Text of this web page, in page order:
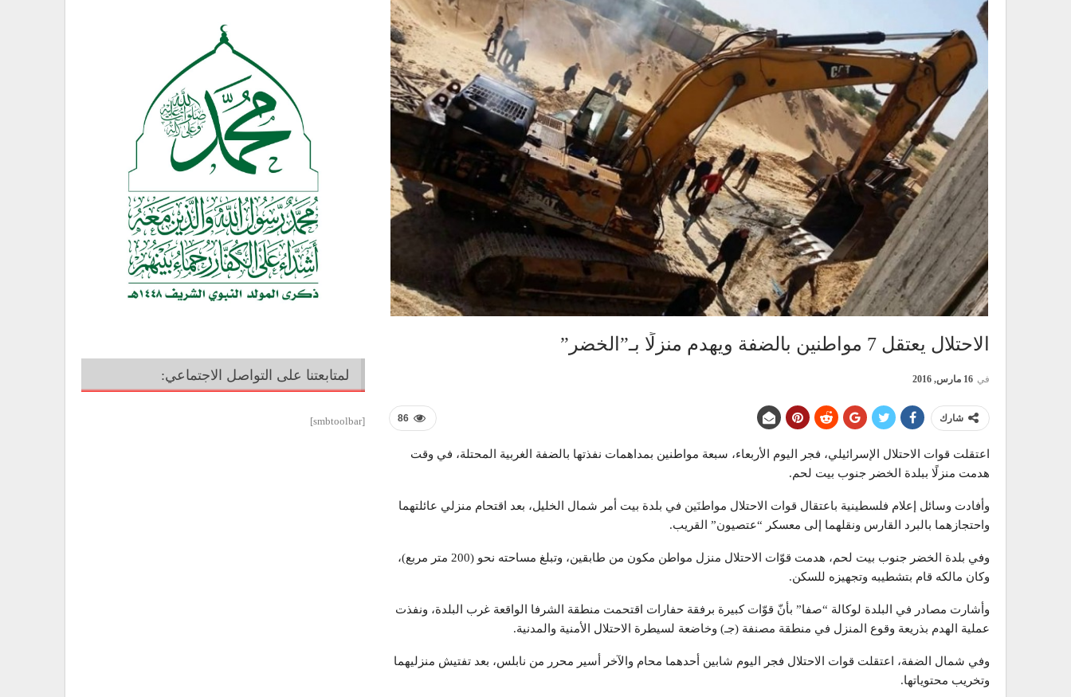
الاحتلال يعتقل 7 مواطنين بالضفة ويهدم منزلًا بـ”الخضر”
في 16 مارس, 2016
86 شارك
اعتقلت قوات الاحتلال الإسرائيلي، فجر اليوم الأربعاء، سبعة مواطنين بمداهمات نفذتها بالضفة الغربية المحتلة، في وقت
هدمت منزلًا ببلدة الخضر جنوب بيت لحم.
وأفادت وسائل إعلام فلسطينية باعتقال قوات الاحتلال مواطنَين في بلدة بيت أمر شمال الخليل، بعد اقتحام منزلي عائلتهما
واحتجازهما بالبرد القارس ونقلهما إلى معسكر “عتصيون” القريب.
وفي بلدة الخضر جنوب بيت لحم، هدمت قوّات الاحتلال منزل مواطن مكون من طابقين، وتبلغ مساحته نحو (200 متر مربع)،
وكان مالكه قام بتشطيبه وتجهيزه للسكن.
وأشارت مصادر في البلدة لوكالة “صفا” بأنّ قوّات كبيرة برفقة حفارات اقتحمت منطقة الشرفا الواقعة غرب البلدة، ونفذت
عملية الهدم بذريعة وقوع المنزل في منطقة مصنفة (جـ) وخاضعة لسيطرة الاحتلال الأمنية والمدنية.
وفي شمال الضفة، اعتقلت قوات الاحتلال فجر اليوم شابين أحدهما محام والآخر أسير محرر من نابلس، بعد تفتيش منزليهما
وتخريب محتوياتها.
لمتابعتنا على التواصل الاجتماعي:
[smbtoolbar]